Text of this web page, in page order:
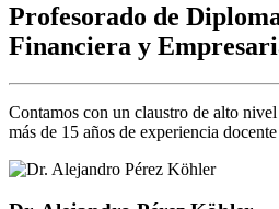
Profesorado de
Financiera y
Contamos con un claustro de alto
más de 15 años de experiencia